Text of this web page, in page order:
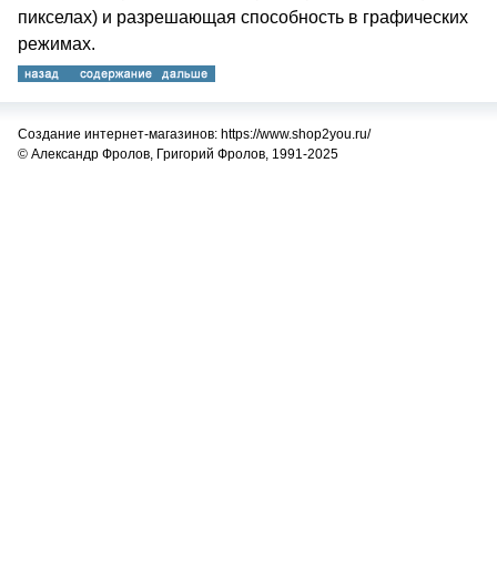
пикселах) и разрешающая способность в графических
режимах.
Создание интернет-магазинов: https://www.shop2you.ru/
© Александр Фролов, Григорий Фролов, 1991-2025